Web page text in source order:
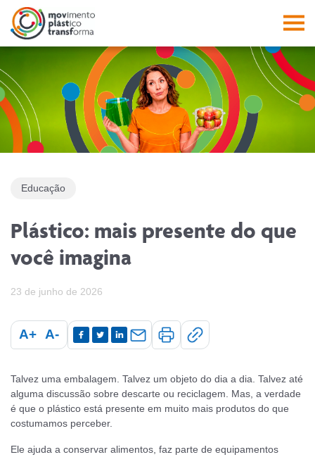
Abrir a
Pesquisa
Educação
Plástico: mais presente do que
você imagina
23 de junho de 2026
A+ A-
Talvez uma embalagem. Talvez um objeto do dia a dia. Talvez até
alguma discussão sobre descarte ou reciclagem. Mas, a verdade
é que o plástico está presente em muito mais produtos do que
costumamos perceber.
Ele ajuda a conservar alimentos, faz parte de equipamentos